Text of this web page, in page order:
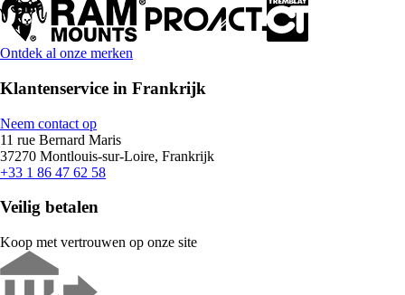
Ontdek al onze merken
Klantenservice in Frankrijk
Neem contact op
11 rue Bernard Maris
37270 Montlouis-sur-Loire, Frankrijk
+33 1 86 47 62 58
Veilig betalen
Koop met vertrouwen op onze site